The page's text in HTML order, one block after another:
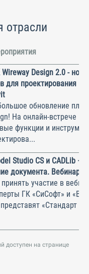
отрасли
Wireway Design 2.0 -
для проектирования
обновление
На онлайн-встрече
функции и
Studio CS и CADLib —
документа. Вебинар
участие в
ГК «СиСофт» и
«Стандарт
доступен на странице